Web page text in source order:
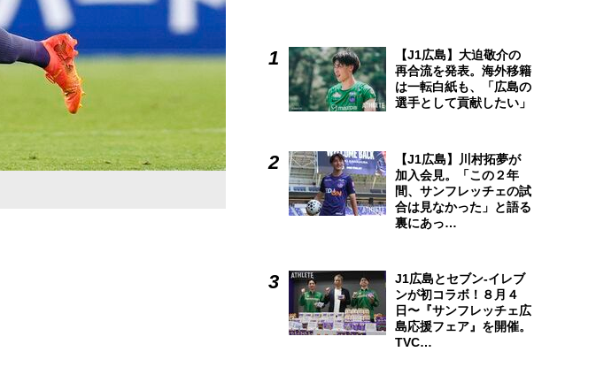
【J1広島】大迫敬介の
再合流を発表。海外移籍
は一転白紙も、「広島の
選手として貢献したい」
【J1広島】川村拓夢が
加入会見。「この２年
間、サンフレッチェの試
合は見なかった」と語る
裏にあっ…
J1広島とセブン-イレブ
ンが初コラボ！８月４
日〜『サンフレッチェ広
島応援フェア』を開催。
TVC…